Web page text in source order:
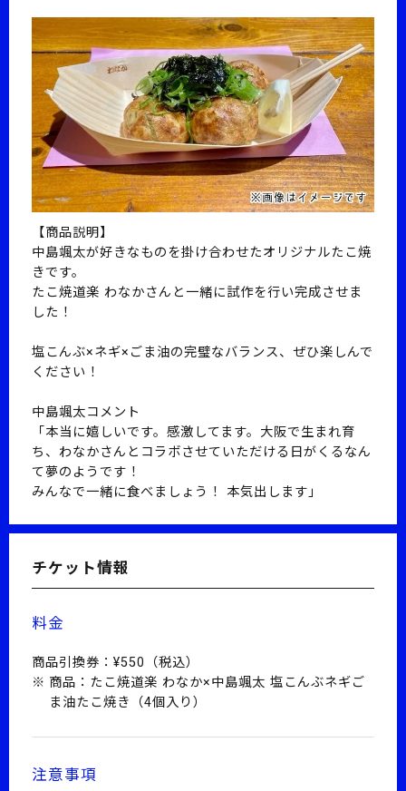
【商品説明】
中島颯太が好きなものを掛け合わせたオリジナルたこ焼
きです。
たこ焼道楽 わなかさんと一緒に試作を行い完成させま
した！
塩こんぶ×ネギ×ごま油の完璧なバランス、ぜひ楽しんで
ください！
中島颯太コメント
「本当に嬉しいです。感激してます。大阪で生まれ育
ち、わなかさんとコラボさせていただける日がくるなん
て夢のようです！
みんなで一緒に食べましょう！ 本気出します」
チケット情報
料金
商品引換券：¥550（税込）
商品：たこ焼道楽 わなか×中島颯太 塩こんぶネギご
ま油たこ焼き（4個入り）
注意事項